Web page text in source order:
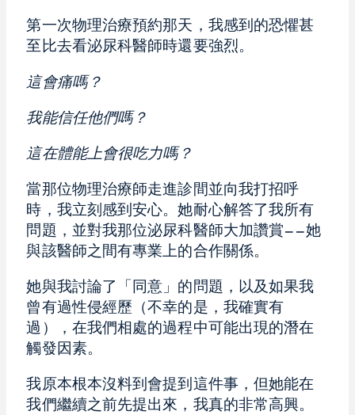
第一次物理治療預約那天，我感到的恐懼甚
至比去看泌尿科醫師時還要強烈。
這會痛嗎？
我能信任他們嗎？
這在體能上會很吃力嗎？
當那位物理治療師走進診間並向我打招呼
時，我立刻感到安心。她耐心解答了我所有
問題，並對我那位泌尿科醫師大加讚賞——她
與該醫師之間有專業上的合作關係。
她與我討論了「同意」的問題，以及如果我
曾有過性侵經歷（不幸的是，我確實有
過），在我們相處的過程中可能出現的潛在
觸發因素。
我原本根本沒料到會提到這件事，但她能在
我們繼續之前先提出來，我真的非常高興。